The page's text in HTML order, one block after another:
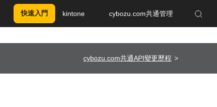
快速入門 kintone cybozu.com共通管理
Enhanced by Google
cybozu.com共通API變更歷程